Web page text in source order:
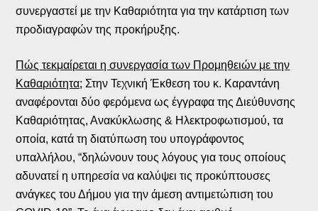
συνεργαστεί με την Καθαριότητα για την κατάρτιση των
προδιαγραφών της προκήρυξης.
Πώς τεκμαίρεται η συνεργασία των Προμηθειών με την
Καθαριότητα; Στην Τεχνική Έκθεση του κ. Καραντάνη
αναφέρονται δύο φερόμενα ως έγγραφα της Διεύθυνσης
Καθαριότητας, Ανακύκλωσης & Ηλεκτροφωτισμού, τα
οποία, κατά τη διατύπωση του υπογράφοντος
υπαλλήλου, “δηλώνουν τους λόγους για τους οποίους
αδυνατεί η υπηρεσία να καλύψει τις προκύπτουσες
ανάγκες του Δήμου για την άμεση αντιμετώπιση του